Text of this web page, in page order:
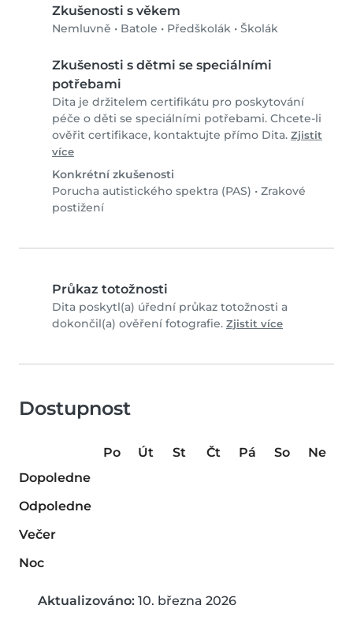
Zkušenosti s věkem
Nemluvně • Batole • Předškolák • Školák
Zkušenosti s dětmi se speciálními
potřebami
Dita je držitelem certifikátu pro poskytování
péče o děti se speciálními potřebami. Chcete-li
ověřit certifikace, kontaktujte přímo Dita. Zjistit
více
Konkrétní zkušenosti
Porucha autistického spektra (PAS) • Zrakové
postižení
Průkaz totožnosti
Dita poskytl(a) úřední průkaz totožnosti a
dokončil(a) ověření fotografie. Zjistit více
Dostupnost
Po Út St Čt Pá So
Ne
Dopoledne
Odpoledne
Večer
Noc
Aktualizováno: 10. března 2026